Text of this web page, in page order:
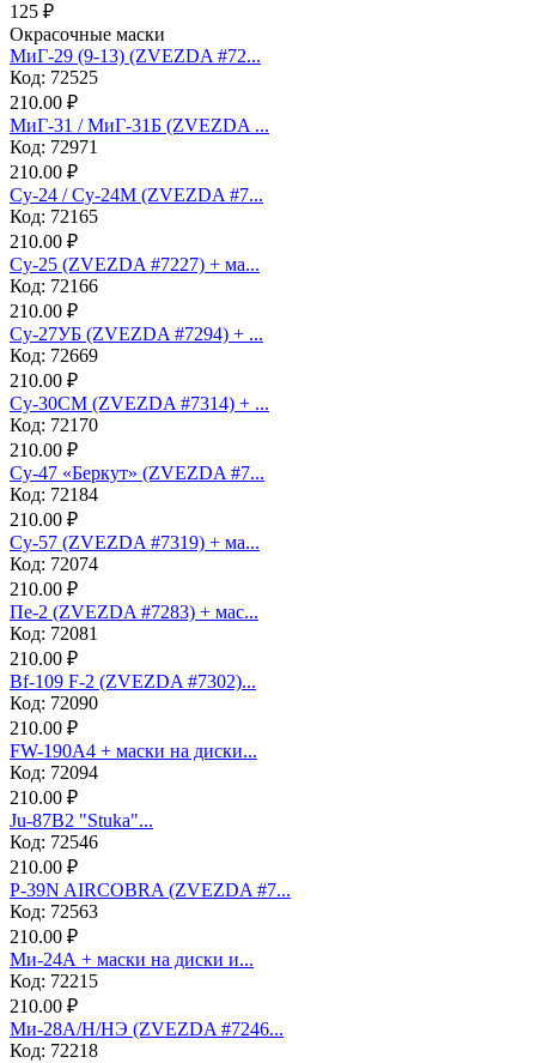
125 ₽
Окрасочные маски
МиГ-29 (9-13) (ZVEZDA #72...
Код: 72525
210.00 ₽
МиГ-31 / МиГ-31Б (ZVEZDA ...
Код: 72971
210.00 ₽
Су-24 / Су-24М (ZVEZDA #7...
Код: 72165
210.00 ₽
Су-25 (ZVEZDA #7227) + ма...
Код: 72166
210.00 ₽
Су-27УБ (ZVEZDA #7294) + ...
Код: 72669
210.00 ₽
Су-30СМ (ZVEZDA #7314) + ...
Код: 72170
210.00 ₽
Су-47 «Беркут» (ZVEZDA #7...
Код: 72184
210.00 ₽
Су-57 (ZVEZDA #7319) + ма...
Код: 72074
210.00 ₽
Пе-2 (ZVEZDA #7283) + мас...
Код: 72081
210.00 ₽
Bf-109 F-2 (ZVEZDA #7302)...
Код: 72090
210.00 ₽
FW-190A4 + маски на диски...
Код: 72094
210.00 ₽
Ju-87B2 "Stuka"...
Код: 72546
210.00 ₽
P-39N AIRCOBRA (ZVEZDA #7...
Код: 72563
210.00 ₽
Ми-24А + маски на диски и...
Код: 72215
210.00 ₽
Ми-28А/Н/НЭ (ZVEZDA #7246...
Код: 72218